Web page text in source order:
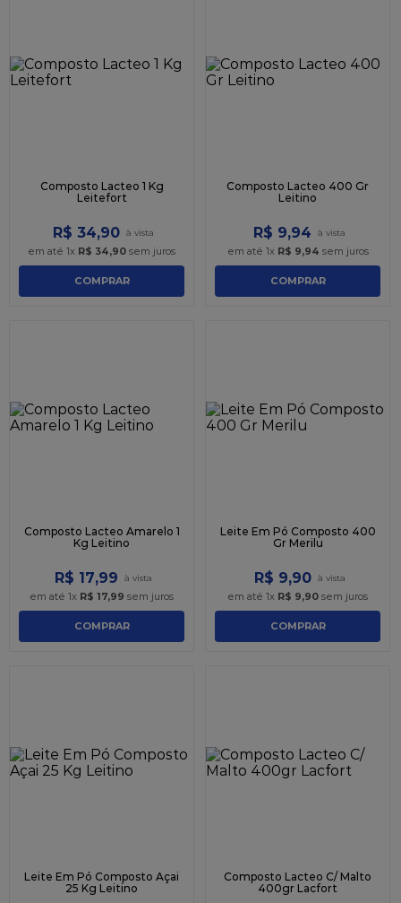
Composto Lacteo 1 Kg
Leitefort
R$ 34,90
em até 1x R$ 34,90 sem juros
COMPRAR
Composto Lacteo 400 Gr
Leitino
R$ 9,94
em até 1x R$ 9,94 sem juros
COMPRAR
Composto Lacteo Amarelo 1
Kg Leitino
R$ 17,99
em até 1x R$ 17,99 sem juros
COMPRAR
Leite Em Pó Composto 400
Gr Merilu
R$ 9,90
em até 1x R$ 9,90 sem juros
COMPRAR
Leite Em Pó Composto Açai
25 Kg Leitino
Composto Lacteo C/ Malto
400gr Lacfort